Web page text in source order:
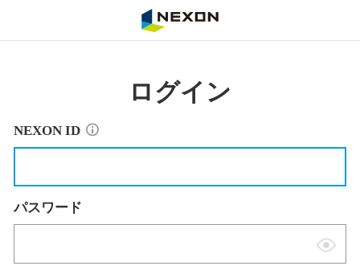
ログイン
NEXON ID
パスワード
表